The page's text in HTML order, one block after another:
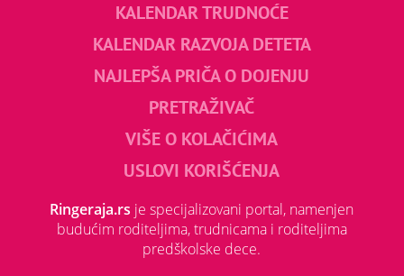
KALENDAR TRUDNOĆE
KALENDAR RAZVOJA DETETA
NAJLEPŠA PRIČA O DOJENJU
PRETRAŽIVAČ
VIŠE O KOLAČIĆIMA
USLOVI KORIŠĆENJA
Ringeraja.rs je specijalizovani portal, namenjen
budućim roditeljima, trudnicama i roditeljima
predškolske dece.